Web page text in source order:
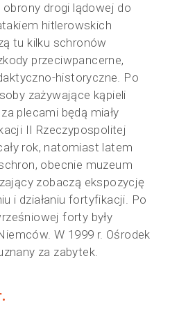
drogi lądowej do
hitlerowskich
tu kilku schronów
przeciwpancerne,
historyczne. Po
zażywające kąpieli
plecami będą miały
II Rzeczypospolitej
rok, natomiast latem
obecnie muzeum
zobaczą ekspozycję
i działaniu fortyfikacji. Po
forty były
W 1999 r. Ośrodek
za zabytek.